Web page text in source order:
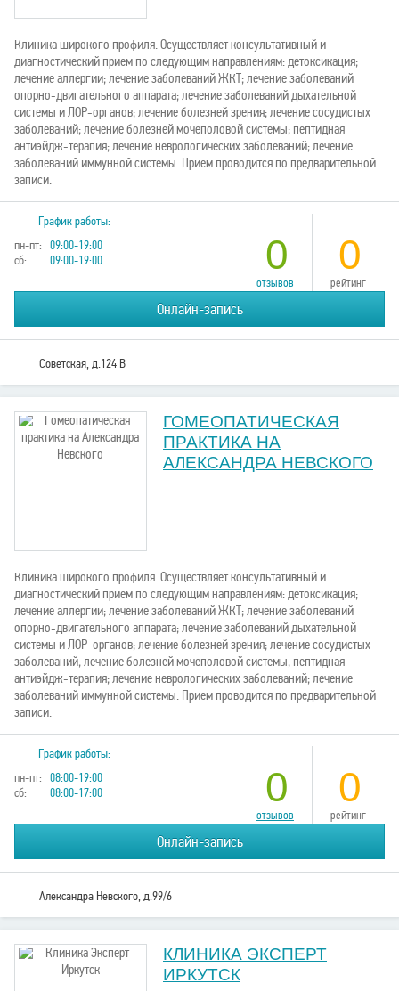
Клиника широкого профиля. Осуществляет консультативный и
диагностический прием по следующим направлениям: детоксикация;
лечение аллергии; лечение заболеваний ЖКТ; лечение заболеваний
опорно-двигательного аппарата; лечение заболеваний дыхательной
системы и ЛОР-органов; лечение болезней зрения; лечение сосудистых
заболеваний; лечение болезней мочеполовой системы; пептидная
антиэйдж-терапия; лечение неврологических заболеваний; лечение
заболеваний иммунной системы. Прием проводится по предварительной
записи.
График работы:
пн-пт: 09:00-19:00
сб:
09:00-19:00 0
отзывов
0
рейтинг
Онлайн-запись
Советская, д.124 В
ГОМЕОПАТИЧЕСКАЯ
ПРАКТИКА НА
АЛЕКСАНДРА НЕВСКОГО
Клиника широкого профиля. Осуществляет консультативный и
диагностический прием по следующим направлениям: детоксикация;
лечение аллергии; лечение заболеваний ЖКТ; лечение заболеваний
опорно-двигательного аппарата; лечение заболеваний дыхательной
системы и ЛОР-органов; лечение болезней зрения; лечение сосудистых
заболеваний; лечение болезней мочеполовой системы; пептидная
антиэйдж-терапия; лечение неврологических заболеваний; лечение
заболеваний иммунной системы. Прием проводится по предварительной
записи.
График работы:
пн-пт: 08:00-19:00
сб:
08:00-17:00 0
отзывов
0
рейтинг
Онлайн-запись
Александра Невского, д.99/6
КЛИНИКА ЭКСПЕРТ
ИРКУТСК